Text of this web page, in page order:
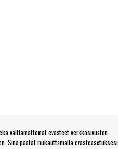
välttämättömät evästeet verkkosivuston
Sinä päätät mukauttamalla evästeasetuksesi